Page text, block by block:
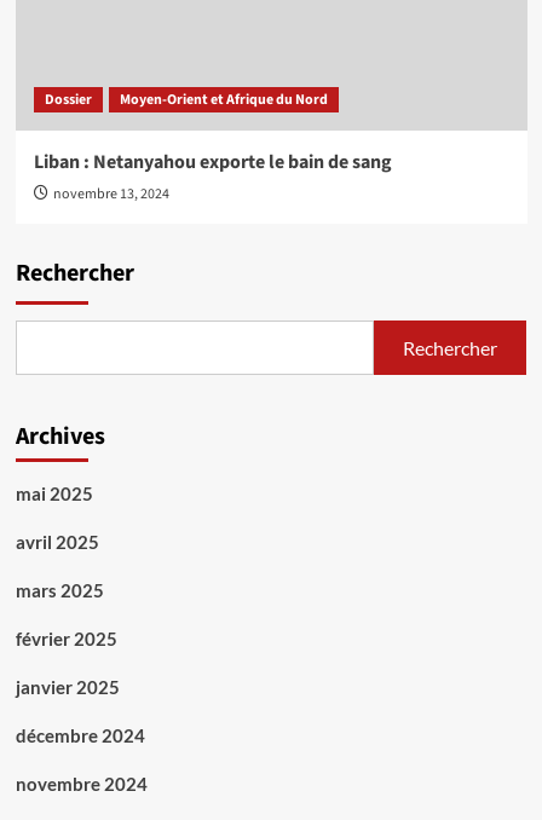
Dossier Moyen-Orient et Afrique du Nord
Liban : Netanyahou exporte le bain de sang
novembre 13, 2024
Rechercher
Rechercher
Archives
mai 2025
avril 2025
mars 2025
février 2025
janvier 2025
décembre 2024
novembre 2024